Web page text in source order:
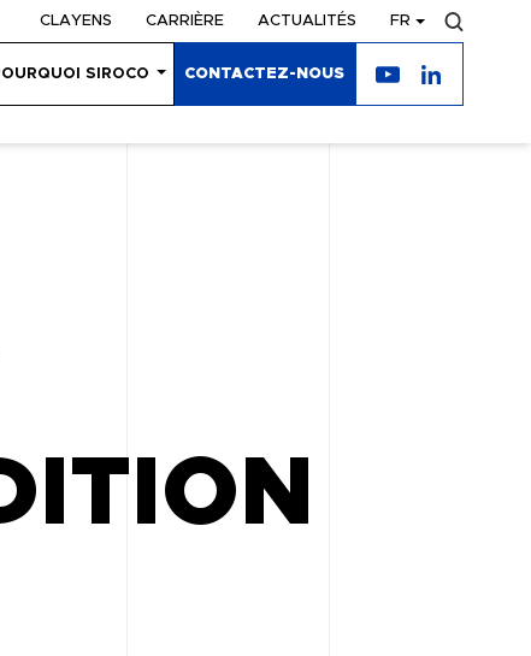
CLAYENS CARRIÈRE ACTUALITÉS FR
SIROCO CONTACTEZ-NOUS